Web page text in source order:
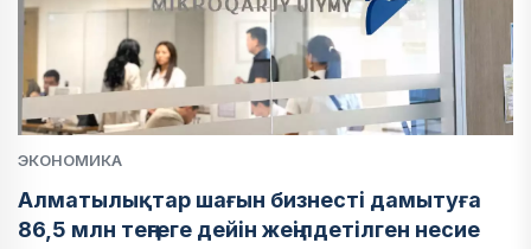
ЭКОНОМИКА
Алматылықтар шағын бизнесті дамытуға
86,5 млн теңгеге дейін жеңілдетілген несие